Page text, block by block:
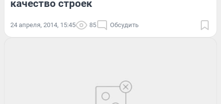
качество строек
24 апреля, 2014, 15:45 85 Обсудить